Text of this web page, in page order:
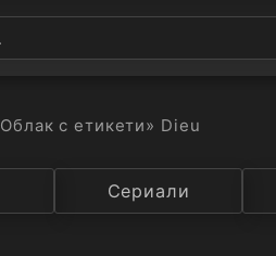
Облак с етикети» Dieu
ДържаваСериали